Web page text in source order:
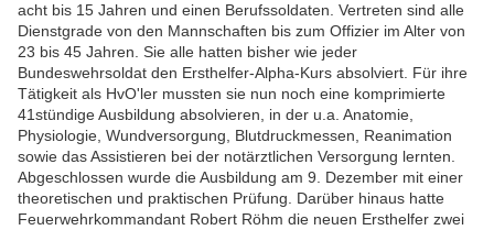
acht bis 15 Jahren und einen Berufssoldaten. Vertreten sind alle
Dienstgrade von den Mannschaften bis zum Offizier im Alter von
23 bis 45 Jahren. Sie alle hatten bisher wie jeder
Bundeswehrsoldat den Ersthelfer-Alpha-Kurs absolviert. Für ihre
Tätigkeit als HvO'ler mussten sie nun noch eine komprimierte
41stündige Ausbildung absolvieren, in der u.a. Anatomie,
Physiologie, Wundversorgung, Blutdruckmessen, Reanimation
sowie das Assistieren bei der notärztlichen Versorgung lernten.
Abgeschlossen wurde die Ausbildung am 9. Dezember mit einer
theoretischen und praktischen Prüfung. Darüber hinaus hatte
Feuerwehrkommandant Robert Röhm die neuen Ersthelfer zwei